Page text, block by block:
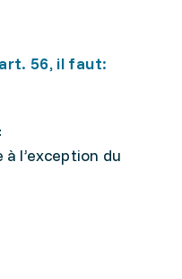
56, il faut:
l’exception du